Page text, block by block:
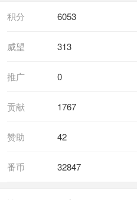
积分 6053
威望 313
推广 0
贡献 1767
赞助 42
番币 32847